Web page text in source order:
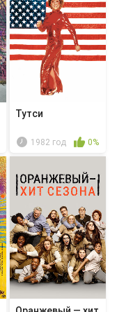
Тутси
1982 год 0%